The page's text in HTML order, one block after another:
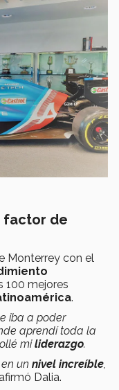
factor de
Monterrey con el
100 mejores
.
iba a poder
aprendí toda la
miliderazgo.
un nivel increíble,
Dalia.